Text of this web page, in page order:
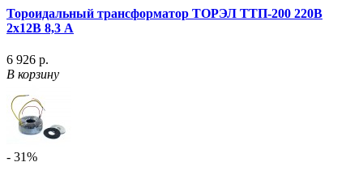
Тороидальный трансформатор ТОРЭЛ ТТП-200 220В
2х12В 8,3 А
6 926 р.
В корзину
- 31%